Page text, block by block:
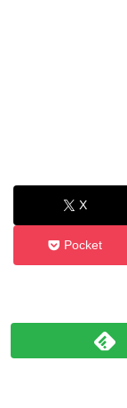
X
Pocket